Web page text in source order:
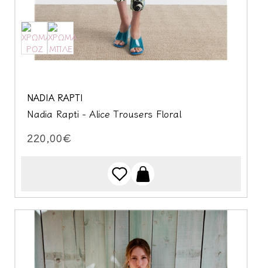
NADIA RAPTI
Nadia Rapti - Alice Trousers Floral
220,00€